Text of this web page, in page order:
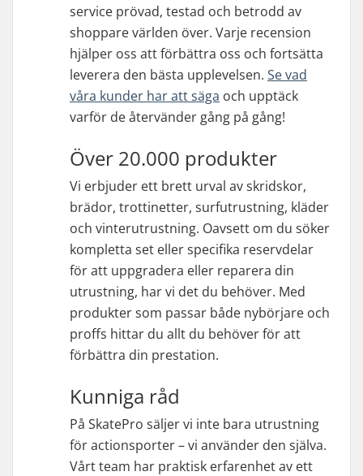
service prövad, testad och betrodd av
shoppare världen över. Varje recension
hjälper oss att förbättra oss och fortsätta
leverera den bästa upplevelsen. Se vad
våra kunder har att säga och upptäck
varför de återvänder gång på gång!
Över 20.000 produkter
Vi erbjuder ett brett urval av skridskor,
brädor, trottinetter, surfutrustning, kläder
och vinterutrustning. Oavsett om du söker
kompletta set eller specifika reservdelar
för att uppgradera eller reparera din
utrustning, har vi det du behöver. Med
produkter som passar både nybörjare och
proffs hittar du allt du behöver för att
förbättra din prestation.
Kunniga råd
På SkatePro säljer vi inte bara utrustning
för actionsporter – vi använder den själva.
Vårt team har praktisk erfarenhet av ett